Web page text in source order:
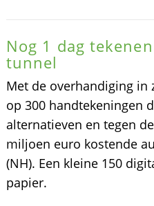
Nog 1 dag
tunnel
Met de overhandiging in
op 300 handtekeningen
alternatieven en tegen
miljoen euro kostende
(NH). Een kleine 150
papier.